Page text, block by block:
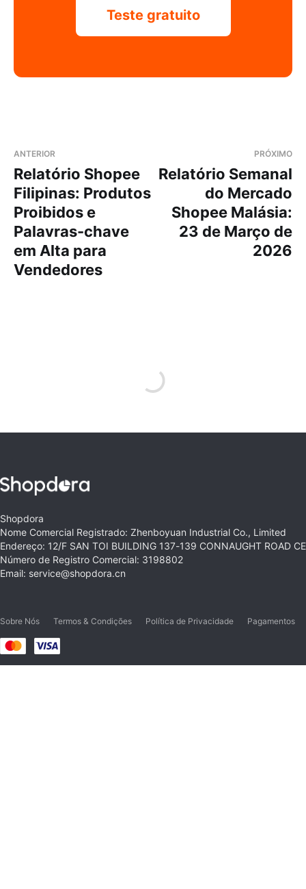
Teste gratuito
ANTERIOR
Relatório Shopee
Filipinas: Produtos
Proibidos e
Palavras-chave
em Alta para
Vendedores
PRÓXIMO
Relatório Semanal
do Mercado
Shopee Malásia:
23 de Março de
2026
Shopdora
Nome Comercial Registrado: Zhenboyuan Industrial Co., Limited
Endereço: 12/F SAN TOI BUILDING 137-139 CONNAUGHT ROAD
Número de Registro Comercial: 3198802
Email: service@shopdora.cn
Sobre Nós Termos & Condições Política de Privacidade Pagamentos